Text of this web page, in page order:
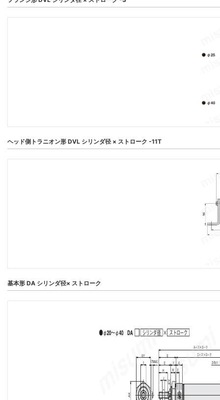
ヘッド側トラニオン形 DVL シリンダ径 × ストローク -11T
基本形 DA シリンダ径× ストローク